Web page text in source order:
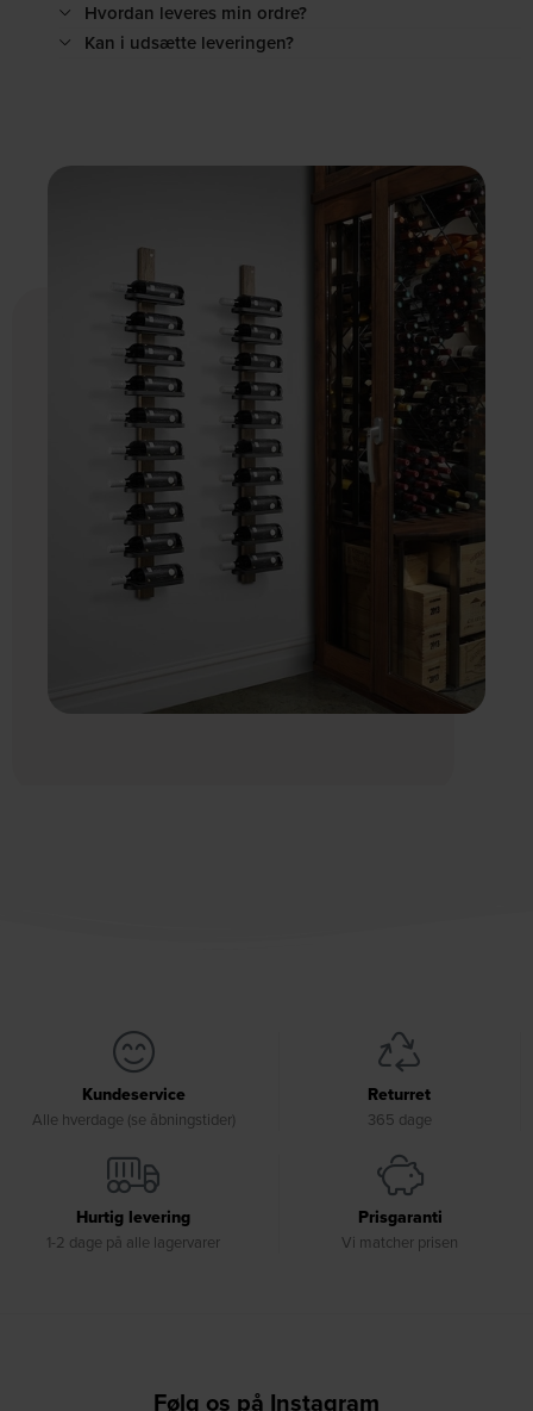
Hvordan leveres min ordre?
Kan i udsætte leveringen?
Kundeservice
Alle hverdage (se åbningstider)
Returret
365 dage
Hurtig levering
1-2 dage på alle lagervarer
Prisgaranti
Vi matcher prisen
Følg os på Instagram